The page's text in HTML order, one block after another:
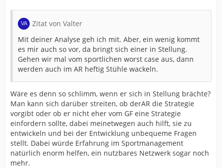
Zitat von Valter
Mit deiner Analyse geh ich mit. Aber, ein wenig kommt
es mir auch so vor, da bringt sich einer in Stellung.
Gehen wir mal vom sportlichen worst case aus, dann
werden auch im AR heftig Stühle wackeln.
Wäre es denn so schlimm, wenn er sich in Stellung brächte?
Man kann sich darüber streiten, ob derAR die Strategie
vorgibt oder ob er nicht eher vom GF eine Strategie
einfordern sollte, dabei meinetwegen auch hilft, sie zu
entwickeln und bei der Entwicklung unbequeme Fragen
stellt. Dabei würde Erfahrung im Sportmanagement
natürlich enorm helfen, ein nutzbares Netzwerk sogar noch
mehr.